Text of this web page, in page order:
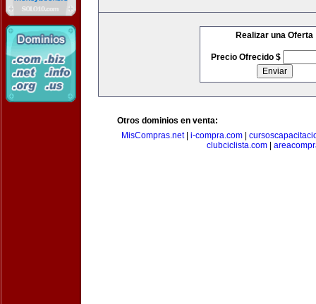
Realizar una Oferta
Precio Ofrecido $
Otros dominios en venta:
MisCompras.net| i-compra.com|
clubciclista.com|